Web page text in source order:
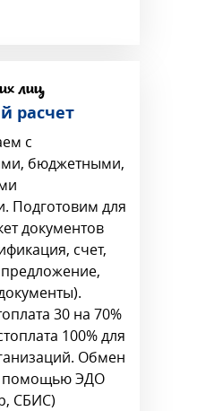
с
бюджетными,
Подготовим для
документов
счет,
30 на 70%
100% для
Обмен
помощью ЭДО
СБИС)
расчет
лиц